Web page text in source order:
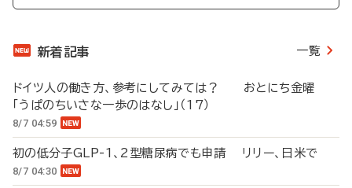
新着記事 一覧
ドイツ人の働き方、参考にしてみては？ おとにち金曜
「うぱのちいさな一歩のはなし」（17）
8/7 04:59
初の低分子GLP-1、2型糖尿病でも申請 リリー、日米で
8/7 04:30